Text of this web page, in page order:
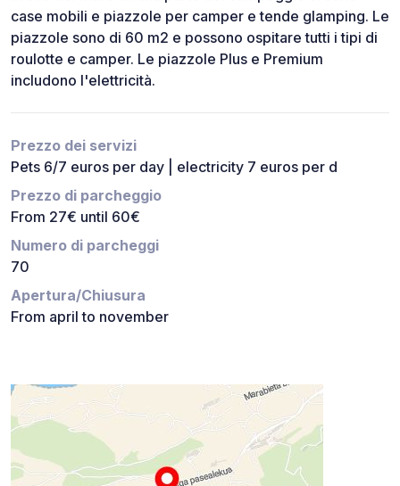
case mobili e piazzole per camper e tende glamping. Le
piazzole sono di 60 m2 e possono ospitare tutti i tipi di
roulotte e camper. Le piazzole Plus e Premium
includono l'elettricità.
Prezzo dei servizi
Pets 6/7 euros per day | electricity 7 euros per d
Prezzo di parcheggio
From 27€ until 60€
Numero di parcheggi
70
Apertura/Chiusura
From april to november